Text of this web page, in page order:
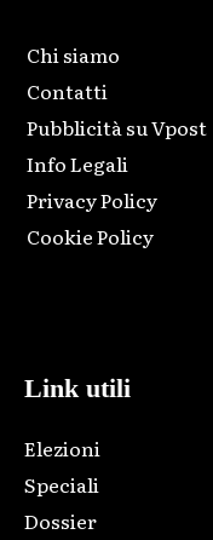
Chi siamo
Contatti
Pubblicità su Vpost
Info Legali
Privacy Policy
Cookie Policy
Link utili
Elezioni
Speciali
Dossier